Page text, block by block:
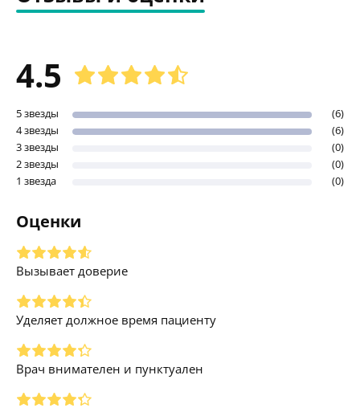
4.5
5 звезды
(6)
4 звезды
(6)
3 звезды
(0)
2 звезды
(0)
1 звезда
(0)
Оценки
Вызывает доверие
Уделяет должное время пациенту
Врач внимателен и пунктуален